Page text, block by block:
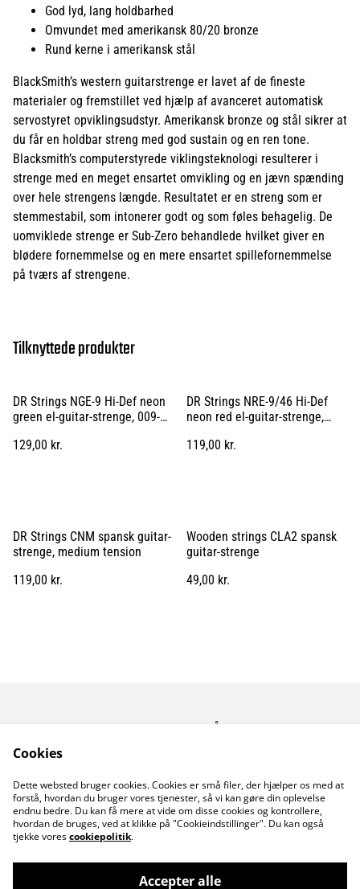
God lyd, lang holdbarhed
Omvundet med amerikansk 80/20 bronze
Rund kerne i amerikansk stål
BlackSmith’s western guitarstrenge er lavet af de fineste
materialer og fremstillet ved hjælp af avanceret automatisk
servostyret opviklingsudstyr. Amerikansk bronze og stål sikrer at
du får en holdbar streng med god sustain og en ren tone.
Blacksmith’s computerstyrede viklingsteknologi resulterer i
strenge med en meget ensartet omvikling og en jævn spænding
over hele strengens længde. Resultatet er en streng som er
stemmestabil, som intonerer godt og som føles behagelig. De
uomviklede strenge er Sub-Zero behandlede hvilket giver en
blødere fornemmelse og en mere ensartet spillefornemmelse
på tværs af strengene.
Tilknyttede produkter
DR Strings NGE-9 Hi-Def neon
green el-guitar-strenge, 009-
129,00 kr.
DR Strings NRE-9/46 Hi-Def
neon red el-guitar-strenge,
119,00 kr.
DR Strings CNM spansk guitar-
strenge, medium tension
119,00 kr.
Wooden strings CLA2 spansk
guitar-strenge
49,00 kr.
Kontakt os
Åbningstider
Cookiepolitik
Cookies
Dette websted bruger cookies. Cookies er små filer, der hjælper os med at
forstå, hvordan du bruger vores tjenester, så vi kan gøre din oplevelse
endnu bedre. Du kan få mere at vide om disse cookies og kontrollere,
hvordan de bruges, ved at klikke på "Cookieindstillinger". Du kan også
tjekke vorescookiepolitik.
Accepter alle